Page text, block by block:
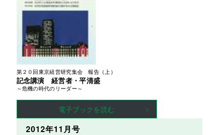
第２０回東京経営研究集会　報告（上）
記念講演 経営者・平清盛
～危機の時代のリーダー～
電子ブックを読む
2012年11月号